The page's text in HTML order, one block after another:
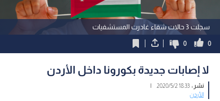
سجلت 3 حالات شفاء غادرت المستشفيات
0
0
لا إصابات جديدة بكورونا داخل الأردن
نشر :18:33 2020/5/2
|
الأردن